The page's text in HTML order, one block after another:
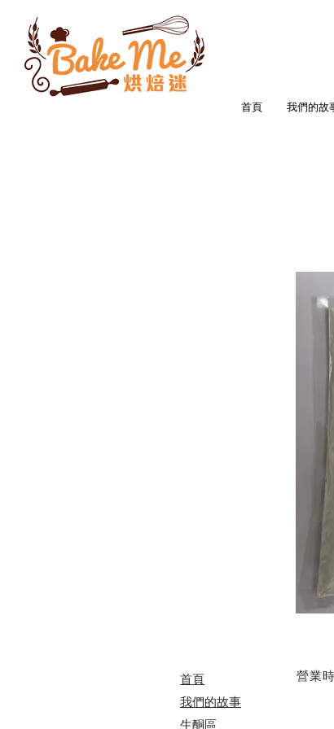
首頁 我們的故
首頁
我們的故事
​​生酮區
營業